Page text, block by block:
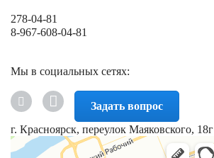
278-04-81
8-967-608-04-81
Мы в социальных сетях:
Задать вопрос
г. Красноярск, переулок Маяковского, 18г